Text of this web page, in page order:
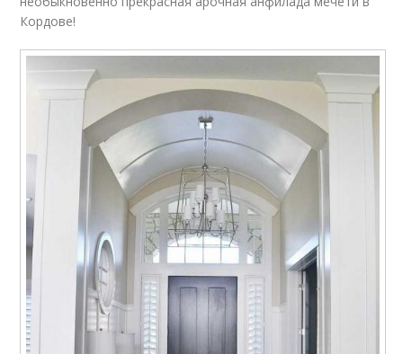
Кордове!